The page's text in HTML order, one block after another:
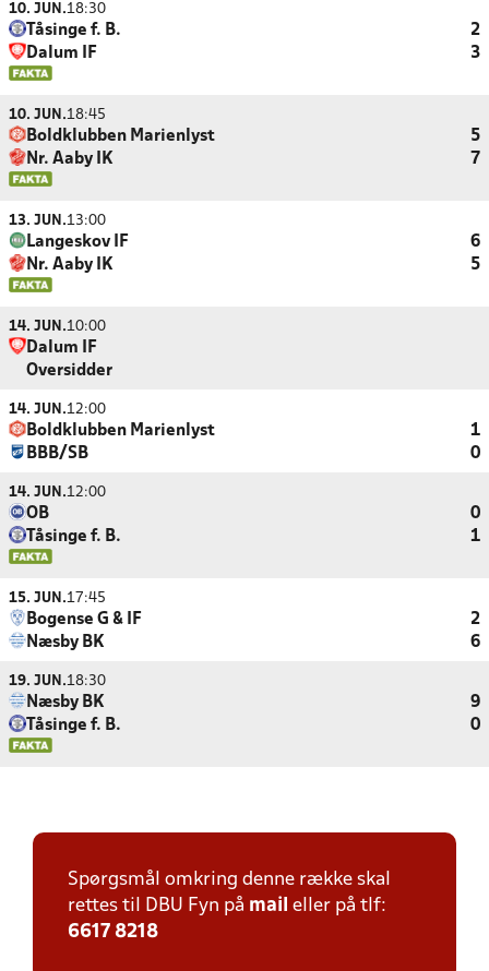
10. JUN.18:30
Tåsinge f. B.
2
Dalum IF
3
10. JUN.18:45
Boldklubben Marienlyst
5
Nr. Aaby IK
7
13. JUN.13:00
Langeskov IF
6
Nr. Aaby IK
5
14. JUN.10:00
Dalum IF
Oversidder
14. JUN.12:00
Boldklubben Marienlyst
1
BBB/SB
0
14. JUN.12:00
OB
0
Tåsinge f. B.
1
15. JUN.17:45
Bogense G & IF
2
Næsby BK
6
19. JUN.18:30
Næsby BK
9
Tåsinge f. B.
0
Spørgsmål omkring denne række skal
rettes til DBU Fyn på mail eller på tlf:
6617 8218